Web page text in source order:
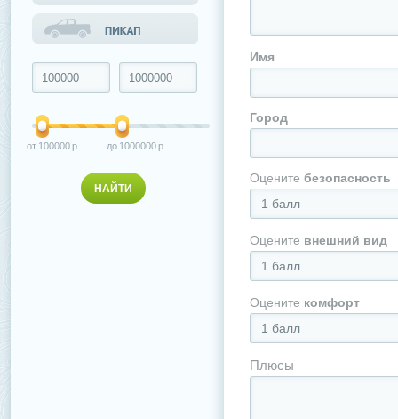
100000 1000000
Имя
Город
Оцените безопасность
1 балл
Оцените внешний вид
1 балл
Оцените комфорт
1 балл
Плюсы